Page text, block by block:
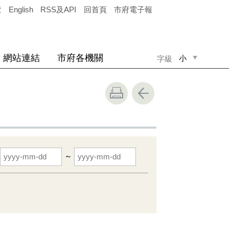
English RSS及API 回首頁 市府電子報
字級 小
網站連結 市府各機關
~